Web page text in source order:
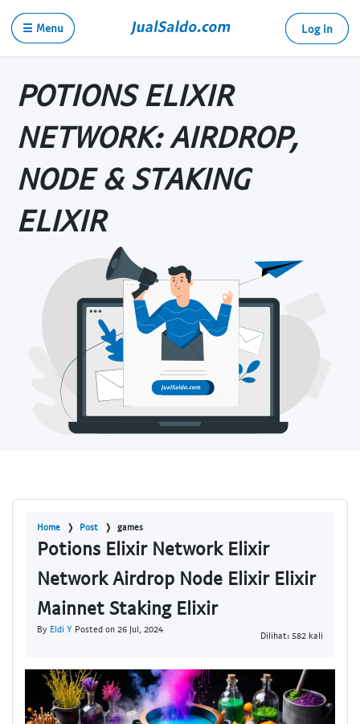
☰ Menu Log in
POTIONS ELIXIR
NETWORK: AIRDROP,
NODE & STAKING
ELIXIR
Home Post games
Potions Elixir Network Elixir
Network Airdrop Node Elixir Elixir
Mainnet Staking Elixir
By Eldi Y Posted on 26 Jul, 2024
Dilihat: 582 kali